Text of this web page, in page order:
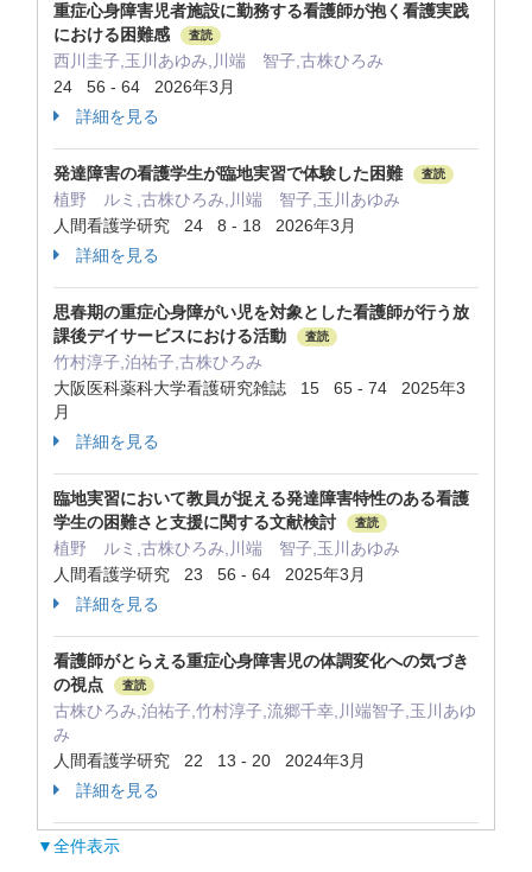
重症心身障害児者施設に勤務する看護師が抱く看護実践
における困難感
査読
西川圭子,玉川あゆみ,川端 智子,古株ひろみ
24 56 - 64 2026年3月
詳細を見る
発達障害の看護学生が臨地実習で体験した困難 査読
植野 ルミ,古株ひろみ,川端 智子,玉川あゆみ
人間看護学研究 24 8 - 18 2026年3月
詳細を見る
思春期の重症心身障がい児を対象とした看護師が行う放
課後デイサービスにおける活動
査読
竹村淳子,泊祐子,古株ひろみ
大阪医科薬科大学看護研究雑誌 15 65 - 74 2025年3
月
詳細を見る
臨地実習において教員が捉える発達障害特性のある看護
学生の困難さと支援に関する文献検討
査読
植野 ルミ,古株ひろみ,川端 智子,玉川あゆみ
人間看護学研究 23 56 - 64 2025年3月
詳細を見る
看護師がとらえる重症心身障害児の体調変化への気づき
の視点
査読
古株ひろみ,泊祐子,竹村淳子,流郷千幸,川端智子,玉川あゆ
み
人間看護学研究 22 13 - 20 2024年3月
詳細を見る
▼全件表示